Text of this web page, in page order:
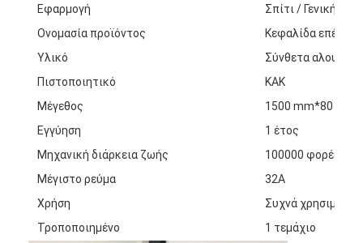
Εφαρμογή
Σπίτι / Γενική
Ονομασία προϊόντος
Κεφαλίδα
Υλικό
Σύνθετα
Πιστοποιητικό
ΚΑΚ
Μέγεθος
1500 mm*80
Εγγύηση
1 έτος
Μηχανική διάρκεια ζωής
100000 φορές
Μέγιστο ρεύμα
32Α
Χρήση
Συχνά
Τροποποιημένο
1 τεμάχιο